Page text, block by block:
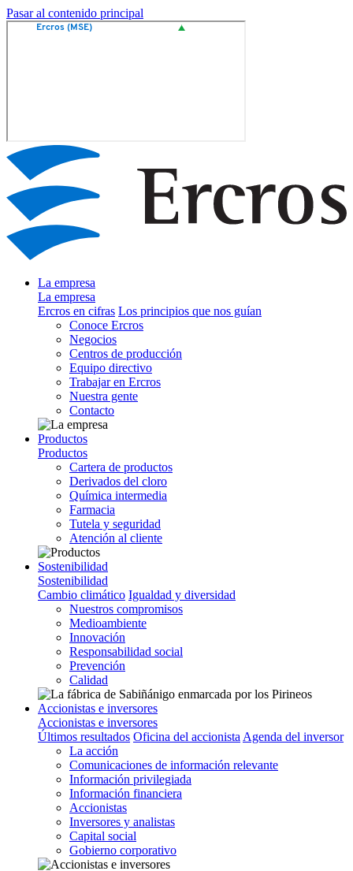
Pasar al contenido principal
La empresa
La empresa
Ercros en cifras Los principios que nos guían
Conoce Ercros
Negocios
Centros de producción
Equipo directivo
Trabajar en Ercros
Nuestra gente
Contacto
Productos
Productos
Cartera de productos
Derivados del cloro
Química intermedia
Farmacia
Tutela y seguridad
Atención al cliente
Sostenibilidad
Sostenibilidad
Cambio climático Igualdad y diversidad
Nuestros compromisos
Medioambiente
Innovación
Responsabilidad social
Prevención
Calidad
Accionistas e inversores
Accionistas e inversores
Últimos resultados Oficina del accionista Agenda del inversor
La acción
Comunicaciones de información relevante
Información privilegiada
Información financiera
Accionistas
Inversores y analistas
Capital social
Gobierno corporativo